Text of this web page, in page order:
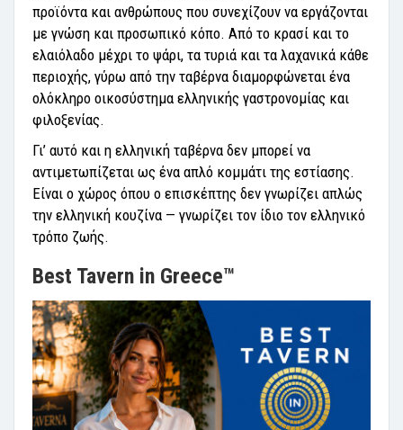
προϊόντα και ανθρώπους που συνεχίζουν να εργάζονται
με γνώση και προσωπικό κόπο. Από το κρασί και το
ελαιόλαδο μέχρι το ψάρι, τα τυριά και τα λαχανικά κάθε
περιοχής, γύρω από την ταβέρνα διαμορφώνεται ένα
ολόκληρο οικοσύστημα ελληνικής γαστρονομίας και
φιλοξενίας.
Γι’ αυτό και η ελληνική ταβέρνα δεν μπορεί να
αντιμετωπίζεται ως ένα απλό κομμάτι της εστίασης.
Είναι ο χώρος όπου ο επισκέπτης δεν γνωρίζει απλώς
την ελληνική κουζίνα — γνωρίζει τον ίδιο τον ελληνικό
τρόπο ζωής.
Best Tavern in Greece™